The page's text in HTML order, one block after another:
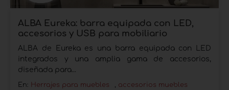
ALBA Eureka: barra equipada con LED,
accesorios y USB para mobiliario
ALBA de Eureka es una barra equipada con LED
integrados y una amplia gama de accesorios,
diseñada para...
En: Herrajes para muebles , accesorios muebles